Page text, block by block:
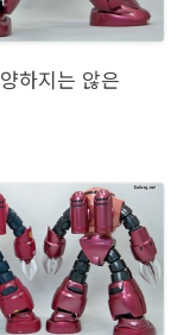
하지는 않은